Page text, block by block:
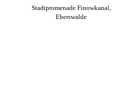
Stadtpromenade Finowkanal,
Eberswalde